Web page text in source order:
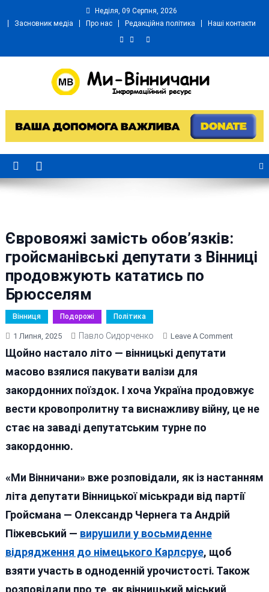
Неділя, 09 Серпня, 2026
Засновник медіа
Про нас Редакційна політика Наші контакти
Ми Вінничани
Євровояжі замість обов’язків:
гройсманівські депутати з Вінниці
продовжують кататись по
Брюсселям
Вінниця Подорожі Політика
1 Липня, 2025 Павло Сидорченко Leave A CommentOn
Депутати
По
Щойно настало літо — вінницькі депутати
масово взялися пакувати валізи для
закордонних поїздок. І хоча Україна продовжує
вести кровопролитну та виснажливу війну, це не
стає на заваді депутатським турне по
закордонню.
«Ми Вінничани» вже розповідали, як із настанням
літа депутати Вінницької міськради від партії
Гройсмана — Олександр Чернега та Андрій
Піжевський — вирушили у восьмиденне
відрядження до німецького Карлсруе, щоб
взяти участь в одноденній урочистості. Також
розповідали про те, як вінницький міський